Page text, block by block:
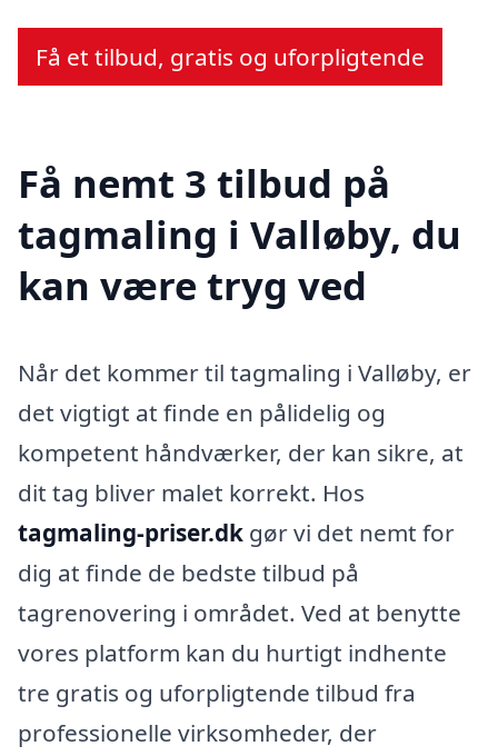
Få et tilbud, gratis og uforpligtende
Få nemt 3 tilbud på
tagmaling i Valløby, du
kan være tryg ved
Når det kommer til tagmaling i Valløby, er
det vigtigt at finde en pålidelig og
kompetent håndværker, der kan sikre, at
dit tag bliver malet korrekt. Hos
tagmaling-priser.dk gør vi det nemt for
dig at finde de bedste tilbud på
tagrenovering i området. Ved at benytte
vores platform kan du hurtigt indhente
tre gratis og uforpligtende tilbud fra
professionelle virksomheder, der